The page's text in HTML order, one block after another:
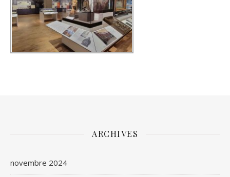
ARCHIVES
novembre 2024